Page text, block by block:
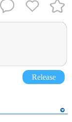
Release